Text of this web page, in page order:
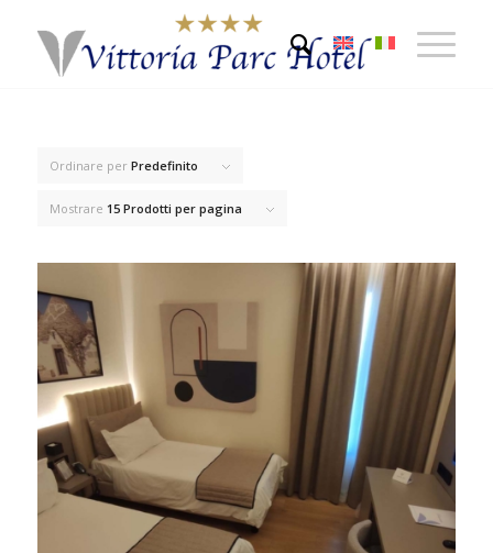
Ordinare per Predefinito
Mostrare 15 Prodotti per pagina